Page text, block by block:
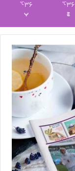
36
℃
چ
36
℃
پ